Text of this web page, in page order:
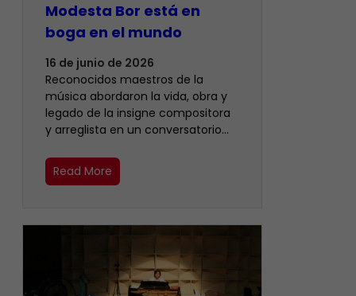
Modesta Bor está en
boga en el mundo
16 de junio de 2026
Reconocidos maestros de la
música abordaron la vida, obra y
legado de la insigne compositora
y arreglista en un conversatorio…
Read More